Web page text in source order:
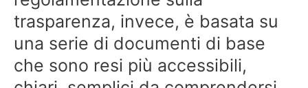
trasparenza, invece, è basata su
una serie di documenti di base
che sono resi più accessibili,